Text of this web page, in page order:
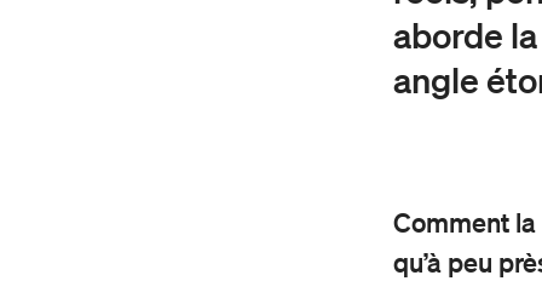
aborde
angle
Comment la
qu’à peu